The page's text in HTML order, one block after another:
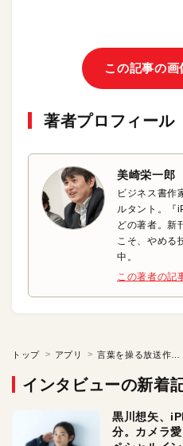
この記事の画
著者プロフィール
美崎栄一郎
ビジネス書作
ルタント。『
どの著者。新
こそ、やめる
中。
この著者の記
トップ アプリ
インタビューの新着
黒川想矢、
分。カメラ